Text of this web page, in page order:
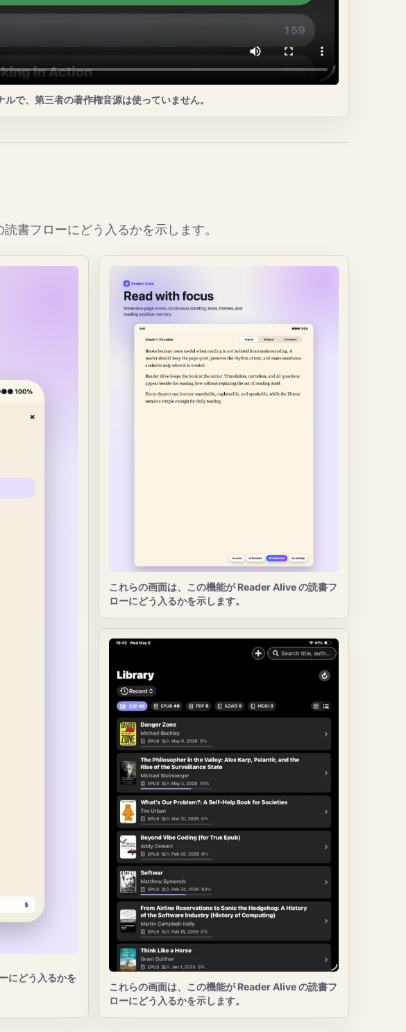
で、第三者の著作権音源は使っていません。
書フローにどう入るかを示します。
にどう入るかを
これらの画面は、この機能が Reader Alive の読書フ
ローにどう入るかを示します。
これらの画面は、この機能が Reader Alive の読書フ
ローにどう入るかを示します。